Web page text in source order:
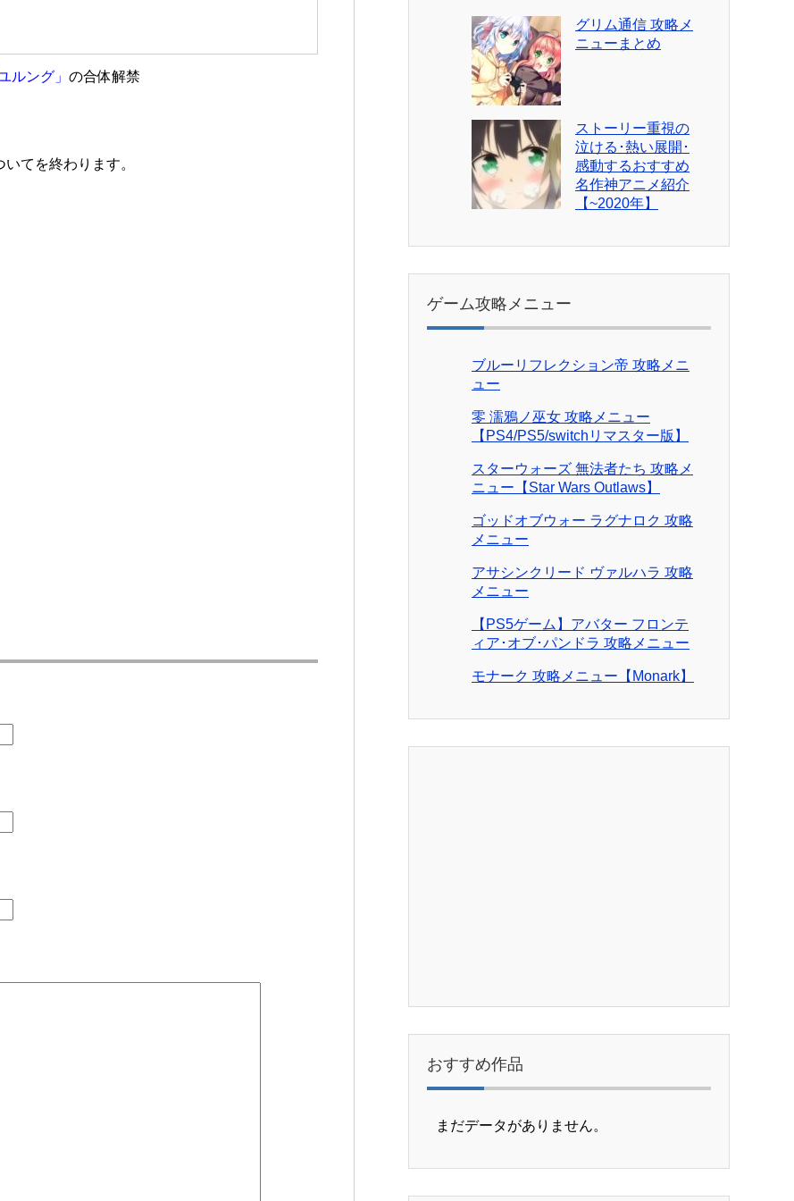
ルング」 の合体解禁
てを終わります。
グリム通信 攻略メ
ニューまとめ
ストーリー重視の
泣ける･熱い展開･
感動するおすすめ
名作神アニメ紹介
【~2020年】
ゲーム攻略メニュー
ブルーリフレクション帝 攻略メニ
ュー
零 濡鴉ノ巫女 攻略メニュー
【PS4/PS5/switchリマスター版】
スターウォーズ 無法者たち 攻略メ
ニュー【Star Wars Outlaws】
ゴッドオブウォー ラグナロク 攻略
メニュー
アサシンクリード ヴァルハラ 攻略
メニュー
【PS5ゲーム】アバター フロンテ
ィア･オブ･パンドラ 攻略メニュー
モナーク 攻略メニュー【Monark】
おすすめ作品
まだデータがありません。